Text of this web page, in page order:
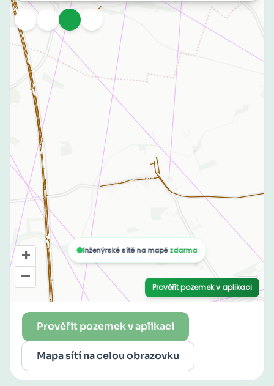
Prověřit pozemek v aplikaci
Mapa sítí na celou obrazovku